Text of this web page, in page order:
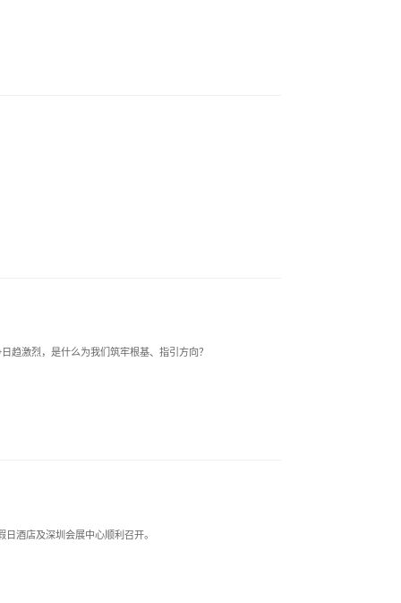
趋激烈，是什么为我们筑牢根基、指引方向？
酒店及深圳会展中心顺利召开。